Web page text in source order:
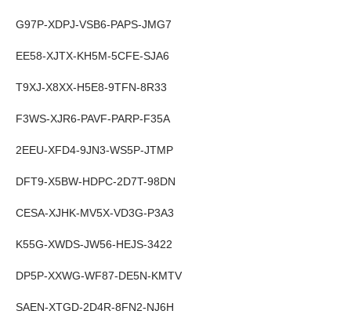
G97P-XDPJ-VSB6-PAPS-JMG7
EE58-XJTX-KH5M-5CFE-SJA6
T9XJ-X8XX-H5E8-9TFN-8R33
F3WS-XJR6-PAVF-PARP-F35A
2EEU-XFD4-9JN3-WS5P-JTMP
DFT9-X5BW-HDPC-2D7T-98DN
CESA-XJHK-MV5X-VD3G-P3A3
K55G-XWDS-JW56-HEJS-3422
DP5P-XXWG-WF87-DE5N-KMTV
SAEN-XTGD-2D4R-8FN2-NJ6H